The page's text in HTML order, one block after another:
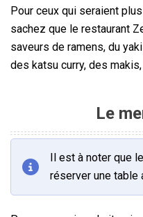
Pour ceux qui seraient
sachez que le restaurant
saveurs de ramens, du
des katsu curry, des
Le
Il est à noter que
réserver une table